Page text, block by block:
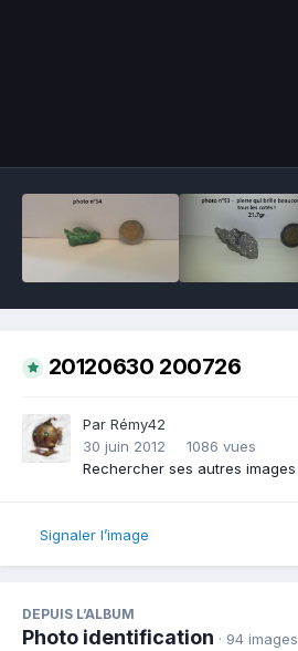
20120630 200726
Par Rémy42
30 juin 2012
1086 vues
Rechercher ses autres images
Signaler l’image
DEPUIS L’ALBUM
Photo identification · 94 images